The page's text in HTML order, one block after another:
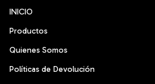
INICIO
Productos
Quienes Somos
Políticas de Devolución